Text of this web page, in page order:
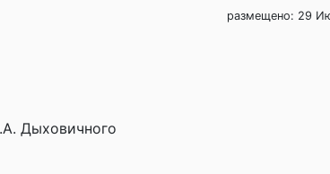
размещено: 29
Дыховичного